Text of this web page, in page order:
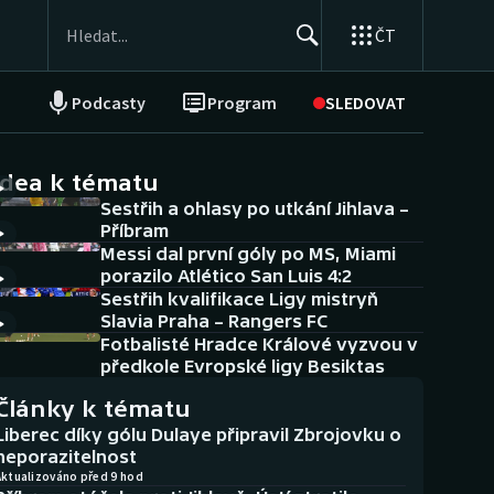
ČT
Podcasty Program SLEDOVAT
NEPŘEHLÉDNĚTE
Historické návraty
Aplikace ČT sport
AZ kvíz
k tématu
Sestřih a ohlasy po utkání Jihlava –
Příbram
Messi dal první góly po MS, Miami
porazilo Atlético San Luis 4:2
Sestřih kvalifikace Ligy mistryň
Slavia Praha – Rangers FC
Fotbalisté Hradce Králové vyzvou v
předkole Evropské ligy Besiktas
k tématu
díky gólu Dulaye připravil Zbrojovku o
před 9 hod